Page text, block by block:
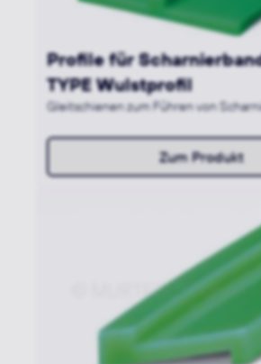
Profile für
TYPE Wulstprofil
Gleitschienen zum Führen von
Zum Produkt